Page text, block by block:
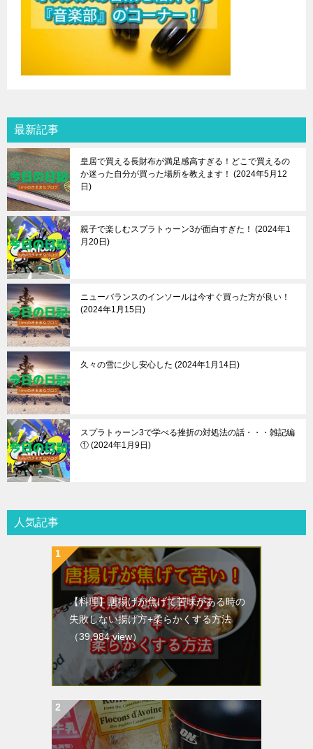
最新記事
皇居で買える長財布が満足感高すぎる！どこで買えるの
か迷った自分が買った場所を教えます！
2024年5月12
日
親子で楽しむスプラトゥーン3が面白すぎた！
2024年1
月20日
ニューバランスのインソールは今すぐ買った方が良い！
2024年1月15日
久々の雪に少し安心した 2024年1月14日
スプラトゥーン3で学べる挫折の対処法の話・・・雑記編
① 2024年1月9日
人気記事
【料理】唐揚げが焦げて苦味がある時の
失敗しない揚げ方+柔らかくする方法
（39,984 view）